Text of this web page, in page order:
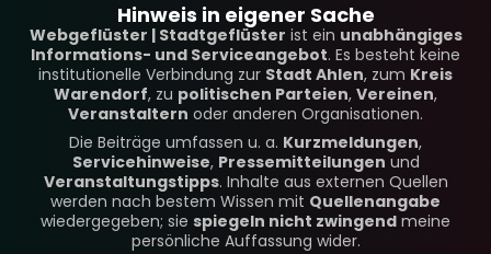
Hinweis in eigener Sache
Webgeflüster | Stadtgeflüster ist ein unabhängiges
Informations- und Serviceangebot. Es besteht keine
institutionelle Verbindung zur Stadt Ahlen, zum Kreis
Warendorf, zu politischen Parteien, Vereinen,
Veranstaltern oder anderen Organisationen.
Die Beiträge umfassen u. a. Kurzmeldungen,
Servicehinweise, Pressemitteilungen und
Veranstaltungstipps. Inhalte aus externen Quellen
werden nach bestem Wissen mit Quellenangabe
wiedergegeben; sie spiegeln nicht zwingend meine
persönliche Auffassung wider.